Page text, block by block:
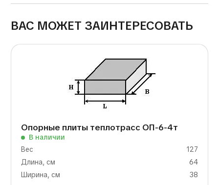
ВАС МОЖЕТ ЗАИНТЕРЕСОВАТЬ
Опорные плиты теплотрасс ОП-6-4т
В наличии
Вес
127
Длина, см
64
Ширина, см
38